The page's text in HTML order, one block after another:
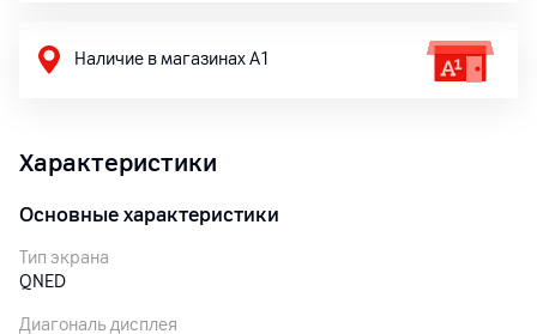
Наличие в магазинах А1
Характеристики
Основные характеристики
Тип экрана
QNED
Диагональ дисплея